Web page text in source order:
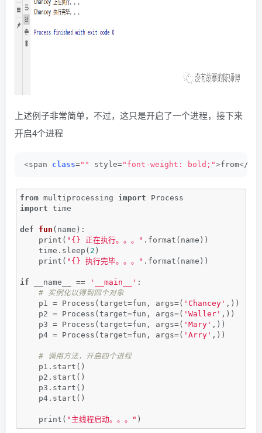
上述例子非常简单，不过，这只是开启了一个进程，接下来
开启4个进程
<span class="" style="font-weight: bold;">from</
from multiprocessing import Process
import time
def fun (name) :
    print(
"{} 正在执行。。。" .format(name))
    time.sleep(
2 )
    print(
"{} 执行完毕。。。" .format(name))
if __name__ == '__main__' :
# 实例化以得到四个对象
    p1 = Process(target=fun, args=(
'Chancey' ,))
    p2 = Process(target=fun, args=(
'Waller' ,))
    p3 = Process(target=fun, args=(
'Mary' ,))
    p4 = Process(target=fun, args=(
'Arry' ,))
# 调用方法，开启四个进程
    p1.start()
    p2.start()
    p3.start()
    p4.start()
    print(
"主线程启动。。。" )